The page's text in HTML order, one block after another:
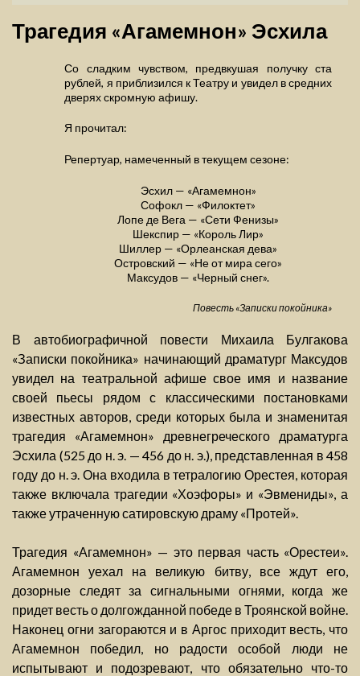
Трагедия «Агамемнон» Эсхила
Со сладким чувством, предвкушая получку ста
рублей, я приблизился к Театру и увидел в средних
дверях скромную афишу.
Я прочитал:
Репертуар, намеченный в текущем сезоне:
Эсхил — «Агамемнон»
Софокл — «Филоктет»
Лопе де Вега — «Сети Фенизы»
Шекспир — «Король Лир»
Шиллер — «Орлеанская дева»
Островский — «Не от мира сего»
Максудов — «Черный снег».
Повесть «Записки покойника»
В автобиографичной повести Михаила Булгакова
«Записки покойника» начинающий драматург Максудов
увидел на театральной афише свое имя и название
своей пьесы рядом с классическими постановками
известных авторов, среди которых была и знаменитая
трагедия «Агамемнон» древнегреческого драматурга
Эсхила (525 до н. э. — 456 до н. э.), представленная в 458
году до н. э. Она входила в тетралогию Орестея, которая
также включала трагедии «Хоэфоры» и «Эвмениды», а
также утраченную сатировскую драму «Протей».
Трагедия «Агамемнон» — это первая часть «Орестеи».
Агамемнон уехал на великую битву, все ждут его,
дозорные следят за сигнальными огнями, когда же
придет весть о долгожданной победе в Троянской войне.
Наконец огни загораются и в Аргос приходит весть, что
Агамемнон победил, но радости особой люди не
испытывают и подозревают, что обязательно что-то